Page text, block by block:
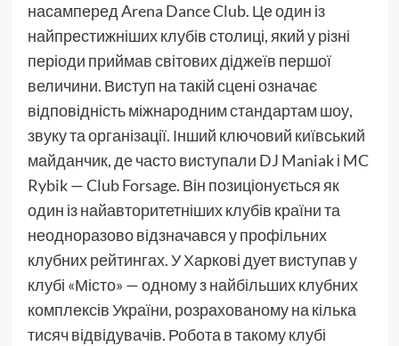
насамперед Arena Dance Club. Це один із
найпрестижніших клубів столиці, який у різні
періоди приймав світових діджеїв першої
величини. Виступ на такій сцені означає
відповідність міжнародним стандартам шоу,
звуку та організації. Інший ключовий київський
майданчик, де часто виступали DJ Maniak і MC
Rybik — Club Forsage. Він позиціонується як
один із найавторитетніших клубів країни та
неодноразово відзначався у профільних
клубних рейтингах. У Харкові дует виступав у
клубі «Місто» — одному з найбільших клубних
комплексів України, розрахованому на кілька
тисяч відвідувачів. Робота в такому клубі